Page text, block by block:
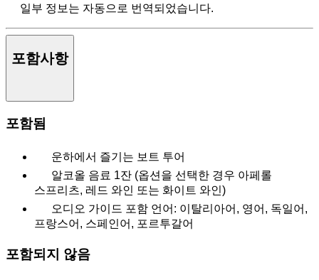
일부 정보는 자동으로 번역되었습니다.
포함사항
포함됨
운하에서 즐기는 보트 투어
알코올 음료 1잔 (옵션을 선택한 경우 아페롤
스프리츠, 레드 와인 또는 화이트 와인)
오디오 가이드 포함 언어: 이탈리아어, 영어, 독일어,
프랑스어, 스페인어, 포르투갈어
포함되지 않음